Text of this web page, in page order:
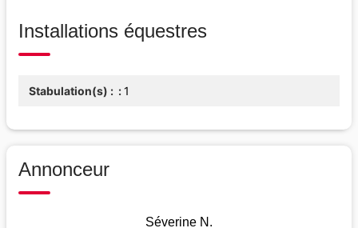
Installations équestres
Stabulation(s) : 1
Annonceur
Séverine N.